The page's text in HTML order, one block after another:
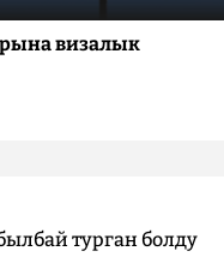
визалык
турган болду